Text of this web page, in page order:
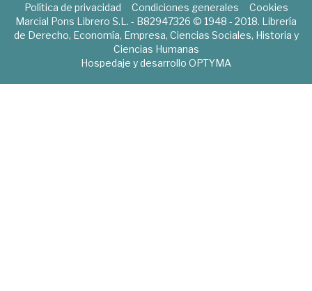
Política de privacidad Condiciones generales
Cookies
Marcial Pons Librero S.L. - B82947326 © 1948 - 2018. Librería
de Derecho, Economía, Empresa, Ciencias Sociales, Historia y
Ciencias Humanas
Hospedaje y desarrollo OPTYMA